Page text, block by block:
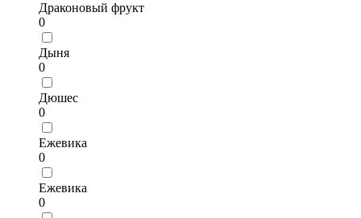
Драконовый фрукт
0
Дыня
0
Дюшес
0
Ежевика
0
Ежевика
0